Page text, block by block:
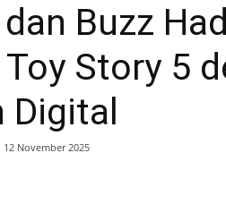
Buzz
Story 5
Digital
12 November 2025